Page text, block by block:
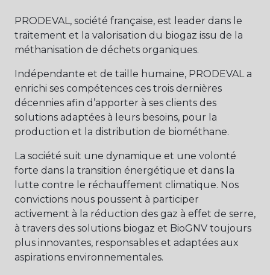
PRODEVAL, société française, est leader dans le
traitement et la valorisation du biogaz issu de la
méthanisation de déchets organiques.
Indépendante et de taille humaine, PRODEVAL a
enrichi ses compétences ces trois dernières
décennies afin d’apporter à ses clients des
solutions adaptées à leurs besoins, pour la
production et la distribution de biométhane.
La société suit une dynamique et une volonté
forte dans la transition énergétique et dans la
lutte contre le réchauffement climatique. Nos
convictions nous poussent à participer
activement à la réduction des gaz à effet de serre,
à travers des solutions biogaz et BioGNV toujours
plus innovantes, responsables et adaptées aux
aspirations environnementales.